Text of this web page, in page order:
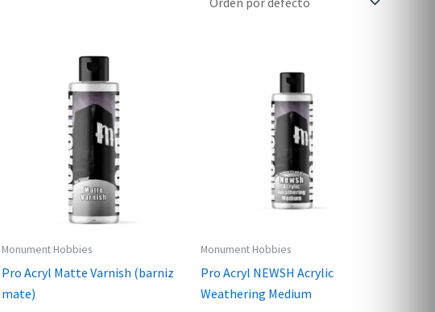
Monument Hobbies
Pro Acryl Matte Varnish (barniz
mate)
Monument Hobbies
Pro Acryl NEWSH Acrylic
Weathering Medium